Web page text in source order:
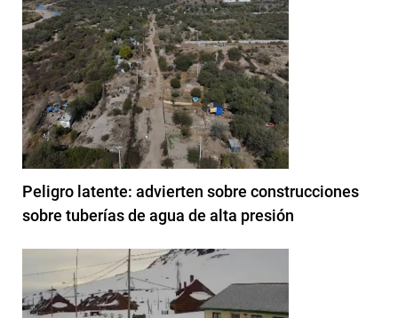
Peligro latente: advierten sobre construcciones
sobre tuberías de agua de alta presión